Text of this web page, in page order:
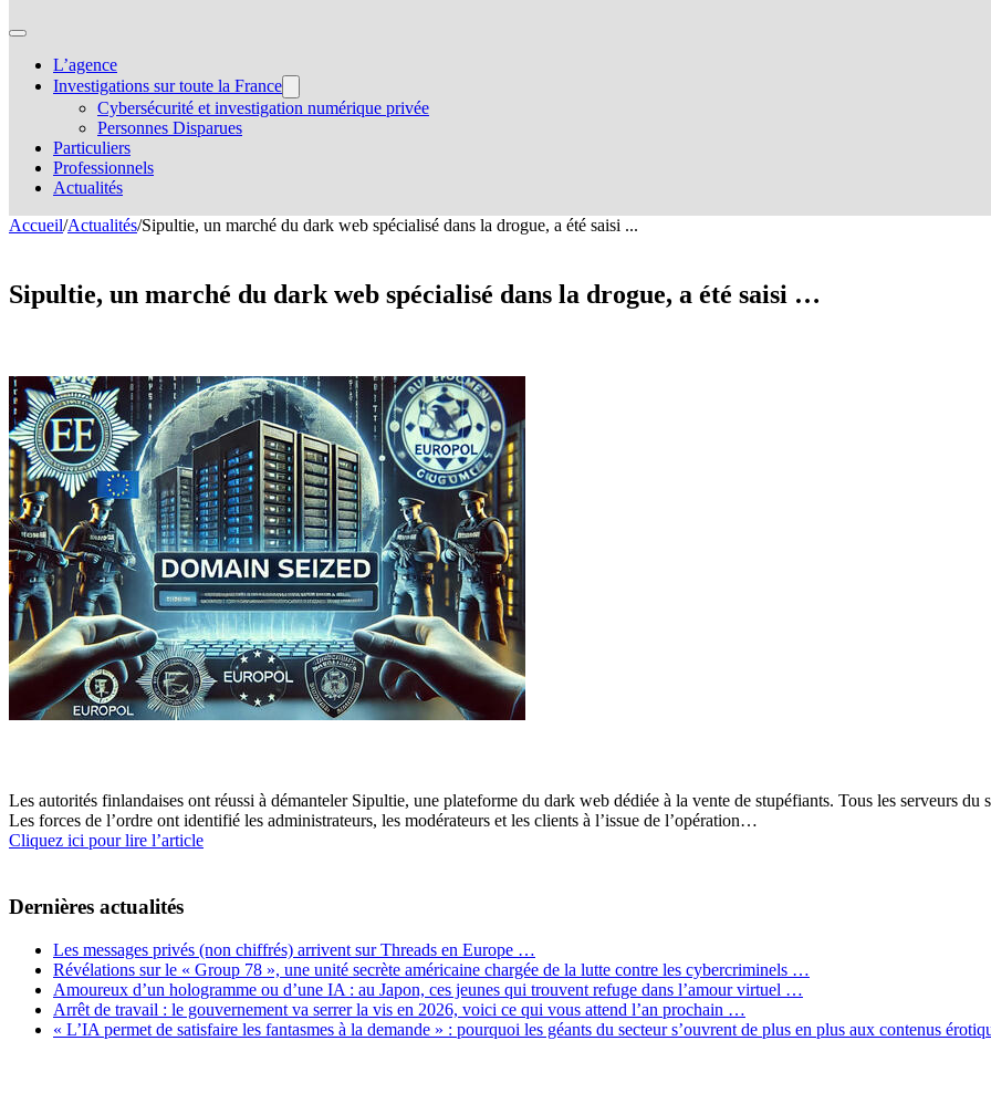
L’agence
Investigations sur toute la France
Cybersécurité et investigation numérique privée
Personnes Disparues
Particuliers
Professionnels
Actualités
Accueil/Actualités/Sipultie, un marché du dark web spécialisé dans la drogue, a été saisi ...
Sipultie, un marché du dark web spécialisé dans la drogue, a été saisi …
Les autorités finlandaises ont réussi à démanteler Sipultie, une plateforme du dark web dédiée à la vente de stupéfiants. Tous les serveurs
Les forces de l’ordre ont identifié les administrateurs, les modérateurs et les clients à l’issue de l’opération…
Cliquez ici pour lire l’article
Dernières actualités
Les messages privés (non chiffrés) arrivent sur Threads en Europe …
Révélations sur le « Group 78 », une unité secrète américaine chargée de la lutte contre les cybercriminels …
Amoureux d’un hologramme ou d’une IA : au Japon, ces jeunes qui trouvent refuge dans l’amour virtuel …
Arrêt de travail : le gouvernement va serrer la vis en 2026, voici ce qui vous attend l’an prochain …
« L’IA permet de satisfaire les fantasmes à la demande » : pourquoi les géants du secteur s’ouvrent de plus en plus aux contenus